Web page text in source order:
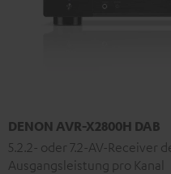
DENON AVR-X2800H DAB
5.2.2- oder 7.2-AV-Receiver
Ausgangsleistung pro Kanal